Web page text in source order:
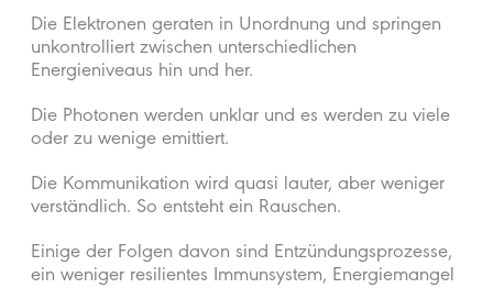
Die Elektronen geraten in Unordnung und springen
unkontrolliert zwischen unterschiedlichen
Energieniveaus hin und her.
Die Photonen werden unklar und es werden zu viele
oder zu wenige emittiert.
Die Kommunikation wird quasi lauter, aber weniger
verständlich. So entsteht ein Rauschen.
Einige der Folgen davon sind Entzündungsprozesse,
ein weniger resilientes Immunsystem, Energiemangel